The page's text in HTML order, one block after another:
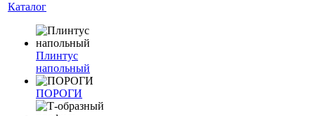
Каталог
Плинтус
напольный
ПОРОГИ